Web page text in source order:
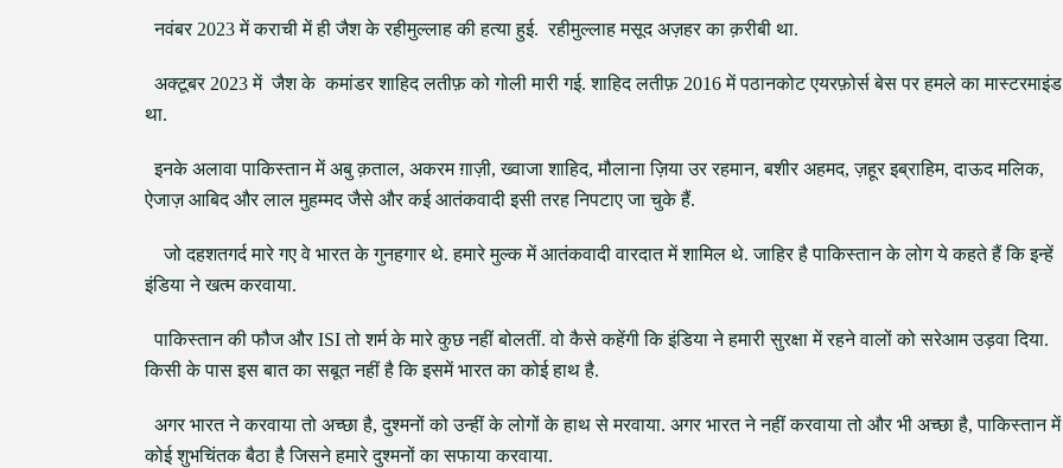
नवंबर 2023 में कराची में ही जैश के रहीमुल्लाह की हत्या हुई. रहीमुल्लाह मसूद अज़हर का क़रीबी था.
अक्टूबर 2023 में जैश के कमांडर शाहिद लतीफ़ को गोली मारी गई. शाहिद लतीफ़ 2016 में पठानकोट एयरफ़ोर्स बेस पर हमले का मास्टरमाइंड
था.
इनके अलावा पाकिस्तान में अबु क़ताल, अकरम ग़ाज़ी, ख्वाजा शाहिद, मौलाना ज़िया उर रहमान, बशीर अहमद, ज़हूर इब्राहिम, दाऊद मलिक,
ऐजाज़ आबिद और लाल मुहम्मद जैसे और कई आतंकवादी इसी तरह निपटाए जा चुके हैं.
जो दहशतगर्द मारे गए वे भारत के गुनहगार थे. हमारे मुल्क में आतंकवादी वारदात में शामिल थे. जाहिर है पाकिस्तान के लोग ये कहते हैं कि इन्हें
इंडिया ने खत्म करवाया.
पाकिस्तान की फौज और ISI तो शर्म के मारे कुछ नहीं बोलतीं. वो कैसे कहेंगी कि इंडिया ने हमारी सुरक्षा में रहने वालों को सरेआम उड़वा दिया.
किसी के पास इस बात का सबूत नहीं है कि इसमें भारत का कोई हाथ है.
अगर भारत ने करवाया तो अच्छा है, दुश्मनों को उन्हीं के लोगों के हाथ से मरवाया. अगर भारत ने नहीं करवाया तो और भी अच्छा है, पाकिस्तान में
कोई शुभचिंतक बैठा है जिसने हमारे दुश्मनों का सफाया करवाया.